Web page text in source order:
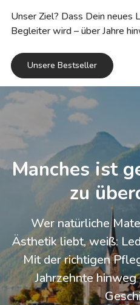
Unser Ziel? Dass Dein neues
Begleiter wird – über Jahre
Unsere Bestseller
Manches ist
zu
Wer natürliche
Ästhetik liebt, weiß:
Mit der richtigen
Jahrzehnte